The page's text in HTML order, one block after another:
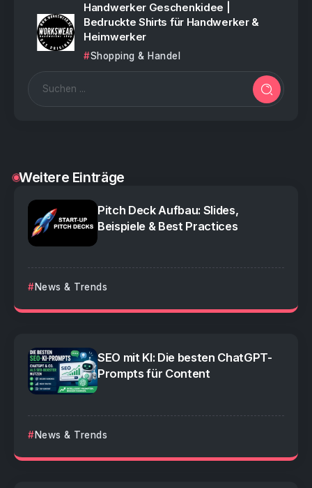
Handwerker Geschenkidee |
Bedruckte Shirts für Handwerker &
Heimwerker
Shopping & Handel
Weitere Einträge
Pitch Deck Aufbau: Slides,
Beispiele & Best Practices
News & Trends
SEO mit KI: Die besten ChatGPT-
Prompts für Content
News & Trends